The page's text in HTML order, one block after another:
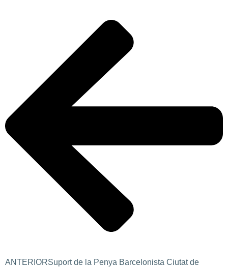
ANTERIORSuport de la Penya Barcelonista Ciutat de